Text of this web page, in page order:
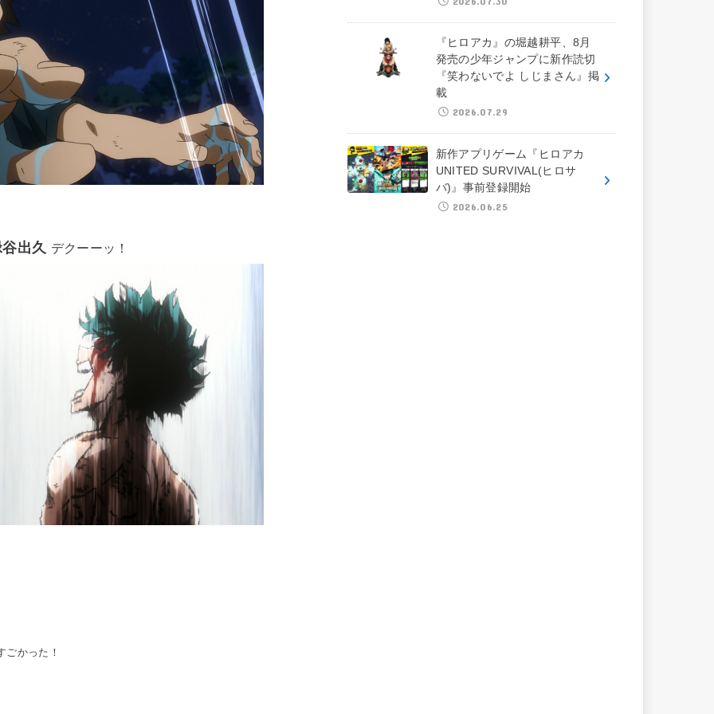
出久 デクーーッ！
ごかった！
『ヒロアカ』の堀越耕平、8月
発売の少年ジャンプに新作読切
『笑わないでよ しじまさん』掲
載
2026.07.29
新作アプリゲーム『ヒロアカ
UNITED SURVIVAL(ヒロサ
バ)』事前登録開始
2026.06.25